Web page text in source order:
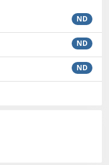
ND
ND
ND